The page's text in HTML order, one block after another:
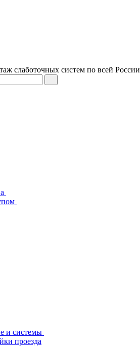
слаботочных систем по всей России
и системы
проезда